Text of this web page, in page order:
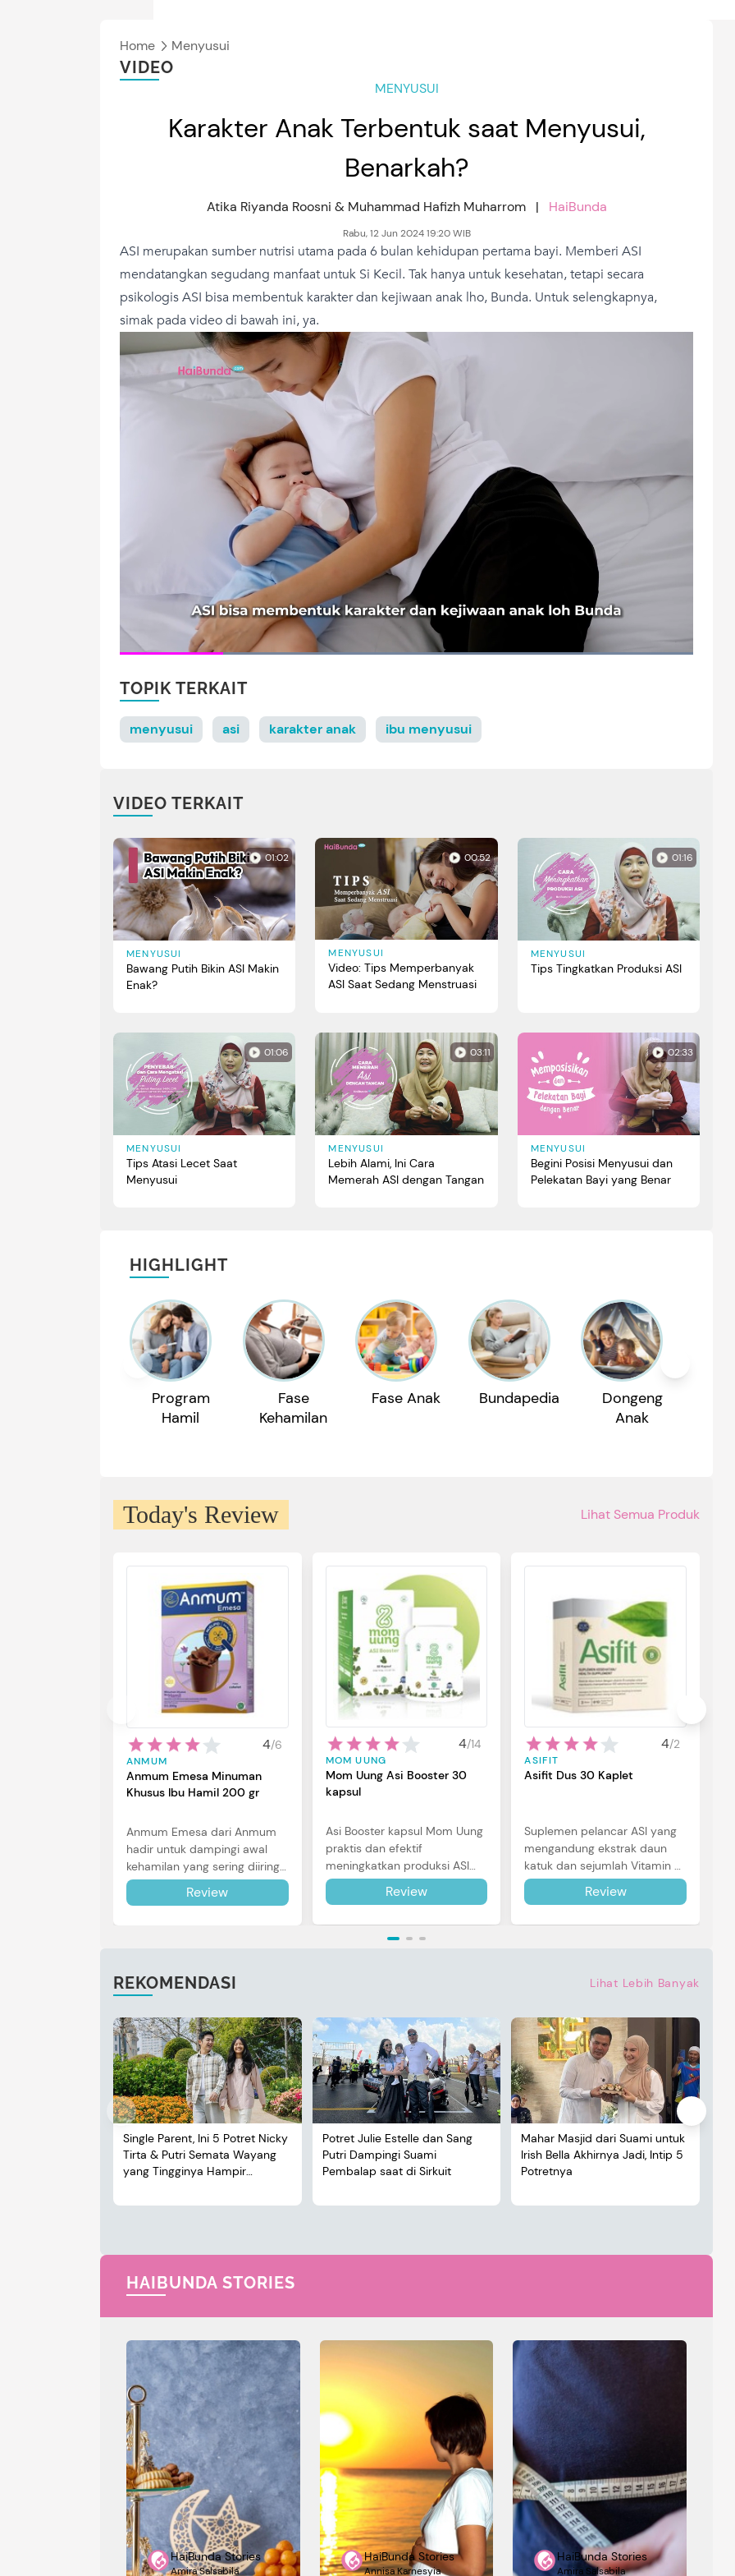
Home Menyusui
VIDEO
MENYUSUI
Karakter Anak Terbentuk saat Menyusui,
Benarkah?
Atika Riyanda Roosni & Muhammad Hafizh Muharrom | HaiBunda
Rabu, 12 Jun 2024 19:20 WIB
ASI merupakan sumber nutrisi utama pada 6 bulan kehidupan pertama bayi. Memberi ASI
mendatangkan segudang manfaat untuk Si Kecil. Tak hanya untuk kesehatan, tetapi secara
psikologis ASI bisa membentuk karakter dan kejiwaan anak lho, Bunda. Untuk selengkapnya,
simak pada video di bawah ini, ya.
TOPIK TERKAIT
menyusui asi karakter anak ibu menyusui
VIDEO TERKAIT
01:02
MENYUSUI
Bawang Putih Bikin ASI Makin
Enak?
00:52
MENYUSUI
Video: Tips Memperbanyak
ASI Saat Sedang Menstruasi
01:16
MENYUSUI
Tips Tingkatkan Produksi ASI
01:06
MENYUSUI
Tips Atasi Lecet Saat
Menyusui
03:11
MENYUSUI
Lebih Alami, Ini Cara
Memerah ASI dengan Tangan
02:33
MENYUSUI
Begini Posisi Menyusui dan
Pelekatan Bayi yang Benar
HIGHLIGHT
Program
Hamil
Fase
Kehamilan
Fase Anak Bundapedia
Dongeng
Anak
Today's Review Lihat Semua Produk
4/6
ANMUM
Anmum Emesa Minuman
Khusus Ibu Hamil 200 gr
Anmum Emesa dari Anmum
hadir untuk dampingi awal
kehamilan yang sering diiringi
dengan mual dan muntah.
Simak reviewnya di sini.
Review
4/14
MOM UUNG
Mom Uung Asi Booster 30
kapsul
Asi Booster kapsul Mom Uung
praktis dan efektif
meningkatkan produksi ASI
Bunda untuk Si Kecil. Simak
review lengkapnya di sini.
Review
4/2
ASIFIT
Asifit Dus 30 Kaplet
Suplemen pelancar ASI yang
mengandung ekstrak daun
katuk dan sejumlah Vitamin B1,
B2, B6 & B12 yang bagus untuk
melancarkan air susu ibu.
Review
REKOMENDASI Lihat Lebih Banyak
Single Parent, Ini 5 Potret Nicky
Tirta & Putri Semata Wayang
yang Tingginya Hampir
Potret Julie Estelle dan Sang
Putri Dampingi Suami
Pembalap saat di Sirkuit
Mahar Masjid dari Suami untuk
Irish Bella Akhirnya Jadi, Intip 5
Potretnya
HAIBUNDA STORIES
HaiBunda Stories
Amira Salsabila
HaiBunda Stories
Annisa Karnesyia
HaiBunda Stories
Amira Salsabila